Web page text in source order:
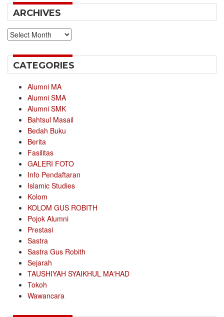
ARCHIVES
Archives
CATEGORIES
Alumni MA
Alumni SMA
Alumni SMK
Bahtsul Masail
Bedah Buku
Berita
Fasilitas
GALERI FOTO
Info Pendaftaran
Islamic Studies
Kolom
KOLOM GUS ROBITH
Pojok Alumni
Prestasi
Sastra
Sastra Gus Robith
Sejarah
TAUSHIYAH SYAIKHUL MA'HAD
Tokoh
Wawancara